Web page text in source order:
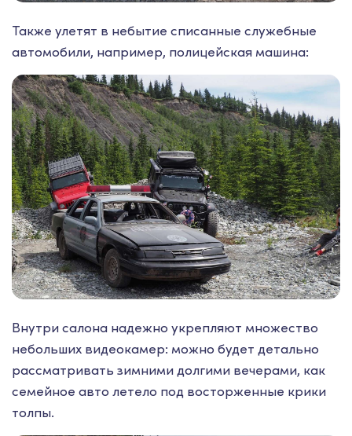
Также улетят в небытие списанные служебные
автомобили, например, полицейская машина:
Внутри салона надежно укрепляют множество
небольших видеокамер: можно будет детально
рассматривать зимними долгими вечерами, как
семейное авто летело под восторженные крики
толпы.